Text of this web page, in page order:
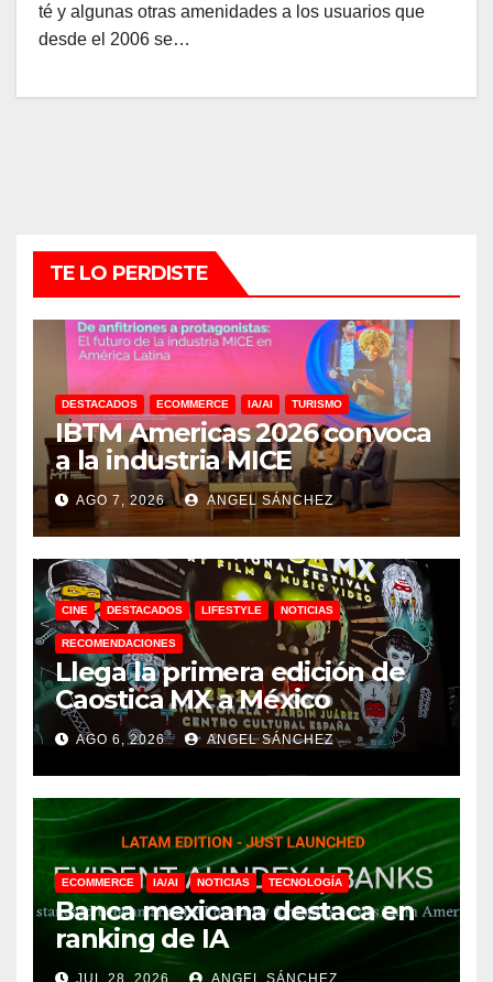
té y algunas otras amenidades a los usuarios que
desde el 2006 se…
TE LO PERDISTE
DESTACADOS ECOMMERCE IA/AI TURISMO
IBTM Americas 2026 convoca
a la industria MICE
AGO 7, 2026 ANGEL SÁNCHEZ
CINE DESTACADOS LIFESTYLE NOTICIAS
RECOMENDACIONES
Llega la primera edición de
Caostica MX a México
AGO 6, 2026 ANGEL SÁNCHEZ
ECOMMERCE IA/AI NOTICIAS TECNOLOGÍA
Banca mexicana destaca en
ranking de IA
JUL 28, 2026 ANGEL SÁNCHEZ